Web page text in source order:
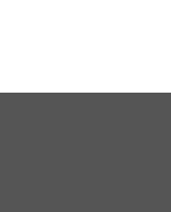
最新版をリリー
サバイバル